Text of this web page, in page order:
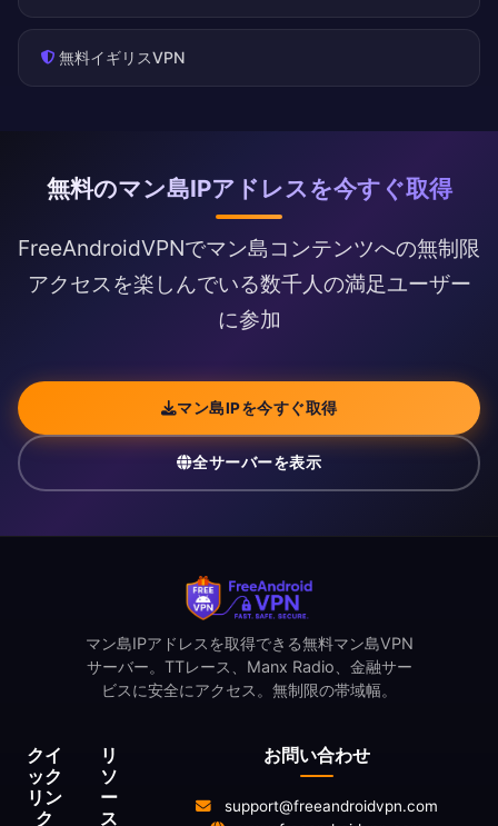
無料イギリスVPN
無料のマン島IPアドレスを今すぐ取得
FreeAndroidVPNでマン島コンテンツへの無制限
アクセスを楽しんでいる数千人の満足ユーザー
に参加
マン島IPを今すぐ取得
全サーバーを表示
クイ
ック
リン
ク
リ
ソ
ー
ス
マン島IPアドレスを取得できる無料マン島VPN
サーバー。TTレース、Manx Radio、金融サー
ビスに安全にアクセス。無制限の帯域幅。
お問い合わせ
support@freeandroidvpn.com